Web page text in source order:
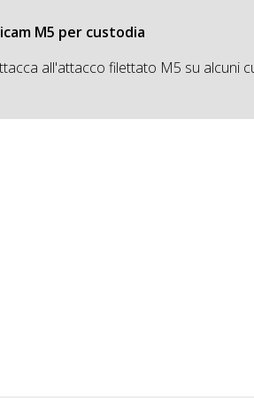
M5 per custodia
all'attacco filettato M5 su alcuni